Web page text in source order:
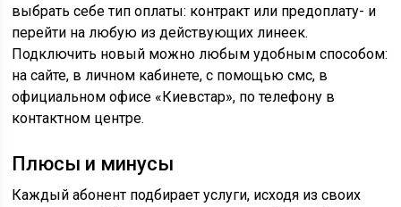
выбрать себе тип оплаты: контракт или предоплату- и
перейти на любую из действующих линеек.
Подключить новый можно любым удобным способом:
на сайте, в личном кабинете, с помощью смс, в
официальном офисе «Киевстар», по телефону в
контактном центре.
Плюсы и минусы
Каждый абонент подбирает услуги, исходя из своих